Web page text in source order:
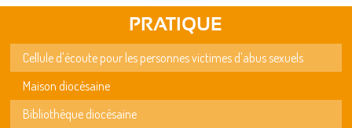
PRATIQUE
Cellule d'écoute pour les personnes victimes d'abus sexuels
Maison diocésaine
Bibliothèque diocésaine